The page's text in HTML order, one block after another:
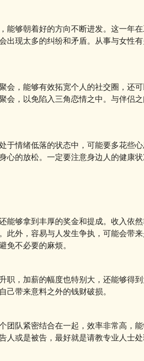
能够朝着好的方向不断进发。这一年
出现太多的纠纷和矛盾。从事与女性
会，能够有效拓宽个人的社交圈，还
会，以免陷入三角恋情之中。与伴侣
于情绪低落的状态中，可能要多花些
心的放松。一定要注意身边人的健康
能够拿到丰厚的奖金和提成。收入依
此外，容易与人发生争执，可能会带
免不必要的麻烦。
职，加薪的幅度也特别大，还能够得
己带来意料之外的钱财破损。
团队紧密结合在一起，效率非常高，
或是被告，最好就是请教专业人士处